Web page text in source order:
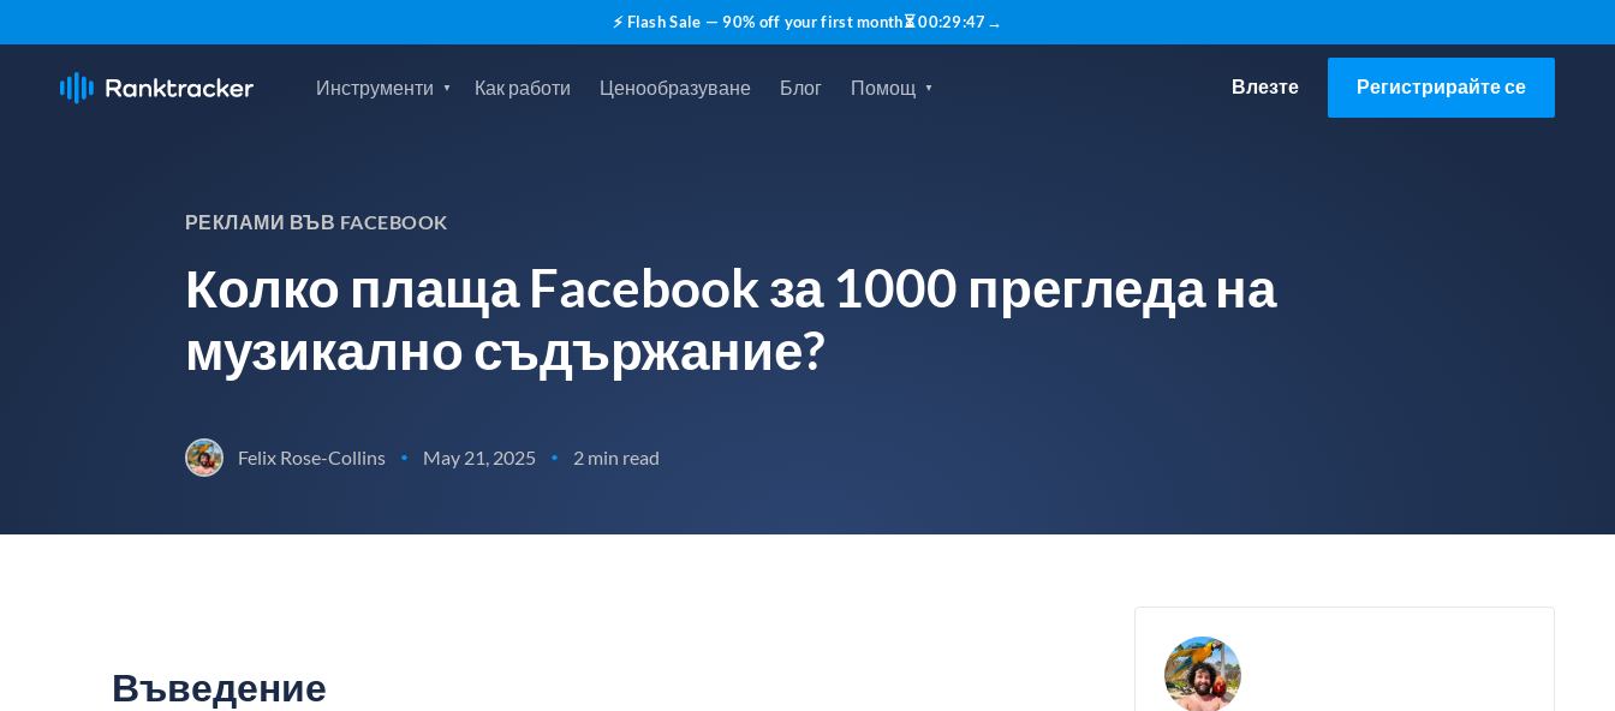
⚡ Flash Sale — 90% off your first month⏳00:29:45→
Инструменти Как работи Ценообразуване Блог Помощ Влезте Регистрирайте се
РЕКЛАМИ ВЪВ FACEBOOK
Колко плаща Facebook за 1000 прегледа на
музикално съдържание?
Felix Rose-Collins • May 21, 2025 • 2 min read
Въведение